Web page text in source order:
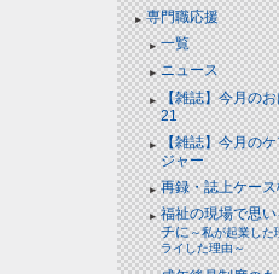
専門職応援
一覧
ニュース
【雑誌】今月の
21
【雑誌】今月の
ジャー
再録・誌上ケー
福祉の現場で思
チに～私が起業した
ライした理由～